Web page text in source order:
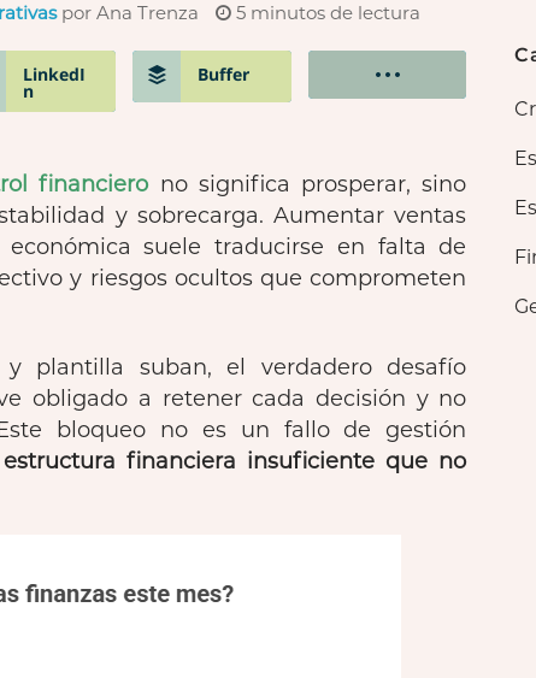
por Ana Trenza 5minutos de lectura
LinkedI
n
Buffer
financierono significa prosperar, sino
y sobrecarga. Aumentar ventas
suele traducirse en falta de
y riesgos ocultos que comprometen
plantilla suban, el verdadero desafío
obligado a retener cada decisión y no
bloqueo no es un fallo de gestión
financiera insuficiente que no